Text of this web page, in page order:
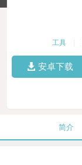
工具
安卓下载
简介